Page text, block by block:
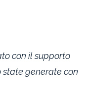
con il supporto
state generate con